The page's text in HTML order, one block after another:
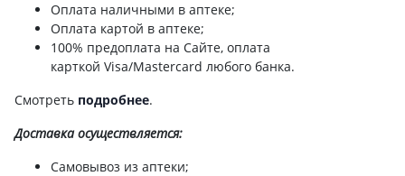
Оплата наличными в аптеке;
Оплата картой в аптеке;
100% предоплата на Сайте, оплата
карткой Visa/Mastercard любого банка.
Смотреть подробнее.
Доставкаосуществляется:
Самовывоз из аптеки;